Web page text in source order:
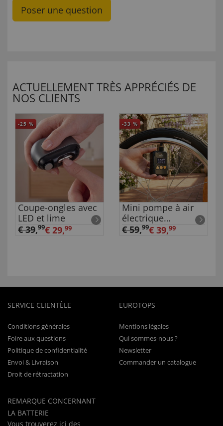
Poser une question
ACTUELLEMENT TRÈS APPRÉCIÉS DE
NOS CLIENTS
-25 %
Coupe-ongles avec
LED et lime
€ 39,99€ 29,99
-33 %
Mini pompe à air
électrique
rechargeable
€ 59,99€ 39,99
SERVICE CLIENTÈLE
Conditions générales
Foire aux questions
Politique de confidentialité
Envoi & Livraison
Droit de rétractation
REMARQUE CONCERNANT
LA BATTERIE
Vous trouverez ici des
EUROTOPS
Mentions légales
Qui sommes-nous ?
Newsletter
Commander un catalogue